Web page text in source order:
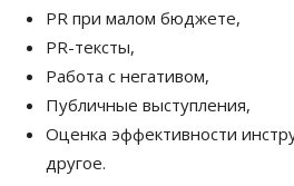
PR при малом бюджете,
PR-тексты,
Работа с негативом,
Публичные выступления,
Оценка эффективности
другое.